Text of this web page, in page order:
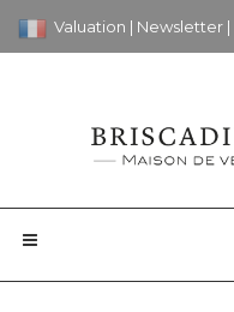
Valuation | Newsletter |